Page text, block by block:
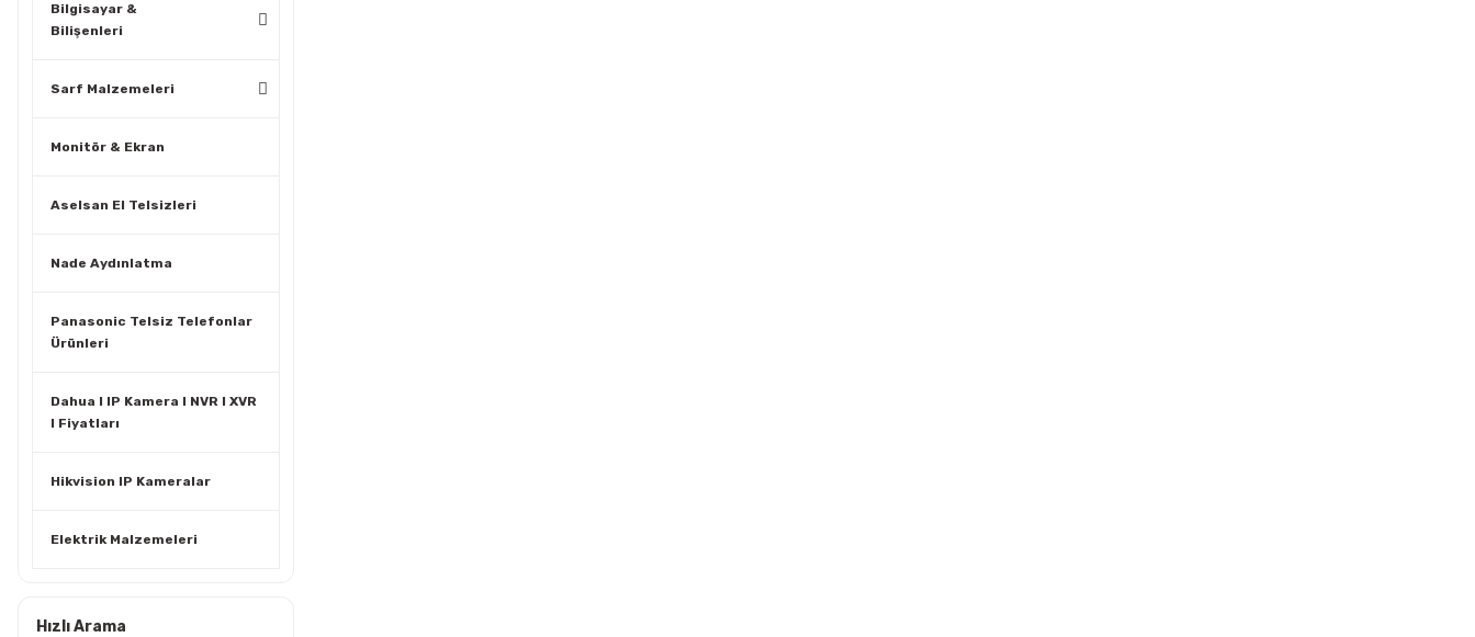
Bilgisayar &
Bilişenleri
Sarf Malzemeleri
Monitör & Ekran
Aselsan El Telsizleri
Nade Aydınlatma
Panasonic Telsiz Telefonlar
Ürünleri
Dahua I IP Kamera I NVR I XVR
I Fiyatları
Hikvision IP Kameralar
Elektrik Malzemeleri
Hızlı Arama